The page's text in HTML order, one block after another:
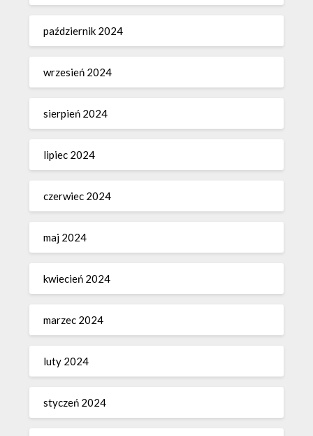
październik 2024
wrzesień 2024
sierpień 2024
lipiec 2024
czerwiec 2024
maj 2024
kwiecień 2024
marzec 2024
luty 2024
styczeń 2024